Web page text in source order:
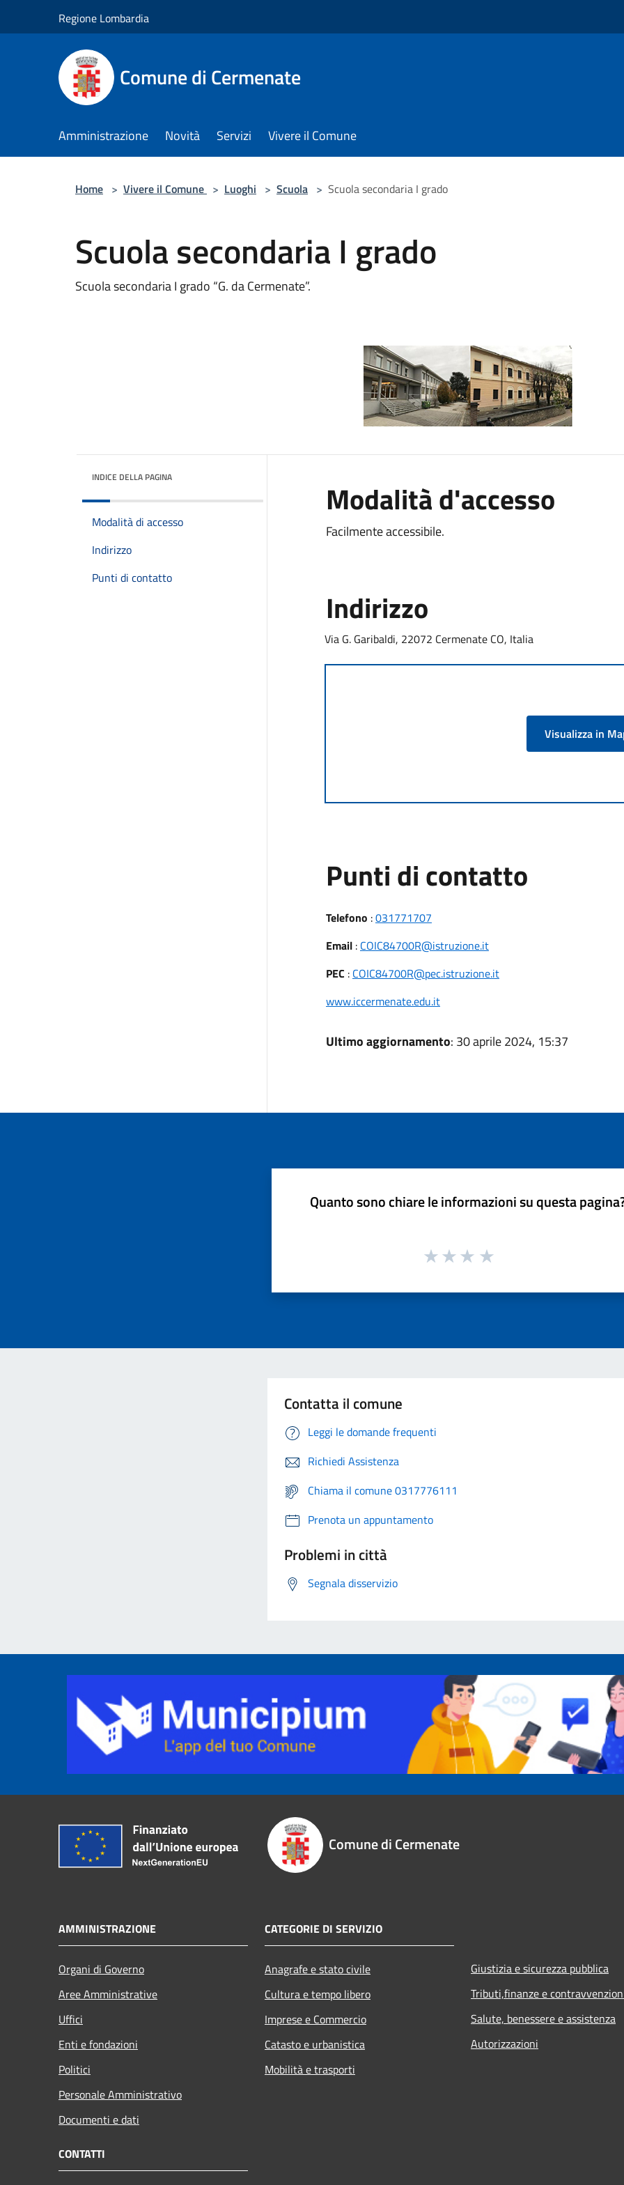
Regione Lombardia
Comune di Cermenate
Amministrazione Novità Servizi Vivere il Comune
Home > Vivere il Comune > Luoghi > Scuola > Scuola secondaria I grado
Scuola secondaria I grado
Scuola secondaria I grado “G. da Cermenate”.
INDICE DELLA PAGINA
Modalità di accesso
Indirizzo
Punti di contatto
Modalità d'accesso
Facilmente accessibile.
Indirizzo
Via G. Garibaldi, 22072 Cermenate CO, Italia
Visualizza in
Punti di contatto
Telefono :031771707
Email: COIC84700R@istruzione.it
PEC : COIC84700R@pec.istruzione.it
www.iccermenate.edu.it
Ultimo aggiornamento: 30 aprile 2024, 15:37
Quanto sono chiare le informazioni su questa
Contatta il comune
Leggi le domande frequenti
Richiedi Assistenza
Chiama il comune 0317776111
Prenota un appuntamento
Problemi in città
Segnala disservizio
Comune di Cermenate
AMMINISTRAZIONE
Organi di Governo
Aree Amministrative
Uffici
Enti e fondazioni
Politici
Personale Amministrativo
Documenti e dati
CATEGORIE DI SERVIZIO
Anagrafe e stato civile
Cultura e tempo libero
Imprese e Commercio
Catasto e urbanistica
Mobilità e trasporti
Giustizia e sicurezza pubblica
Tributi,finanze e
Salute, benessere e assistenza
Autorizzazioni
CONTATTI